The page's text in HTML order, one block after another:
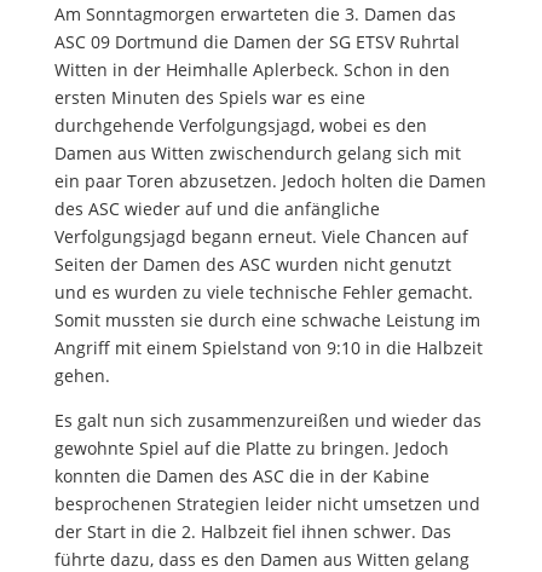
Am Sonntagmorgen erwarteten die 3. Damen das
ASC09 Dortmund die Damen der SG ETSV Ruhrtal
Witten in der Heimhalle Aplerbeck. Schon in den
ersten Minuten des Spiels war es eine
durchgehende Verfolgungsjagd, wobei es den
Damen aus Witten zwischendurch gelang sich mit
ein paarToren abzusetzen. Jedoch holten die Damen
des ASC wieder aufund die anfängliche
Verfolgungsjagd begann erneut. Viele Chancen auf
Seiten der Damen des ASC wurden nicht genutzt
und es wurden zu viele technische Fehler gemacht.
Somit mussten sie durch eine schwache Leistung im
Angriff mit einem Spielstand von 9:10 in die Halbzeit
gehen.
Es galt nun sich zusammenzureißen und wieder das
gewohnte Spiel auf die Platte zu bringen. Jedoch
konnten die Damen des ASC die in der Kabine
besprochenen Strategien leidernicht umsetzen und
der Start in die 2. Halbzeitfiel ihnen schwer. Das
führte dazu, dass es den Damen aus Witten gelang